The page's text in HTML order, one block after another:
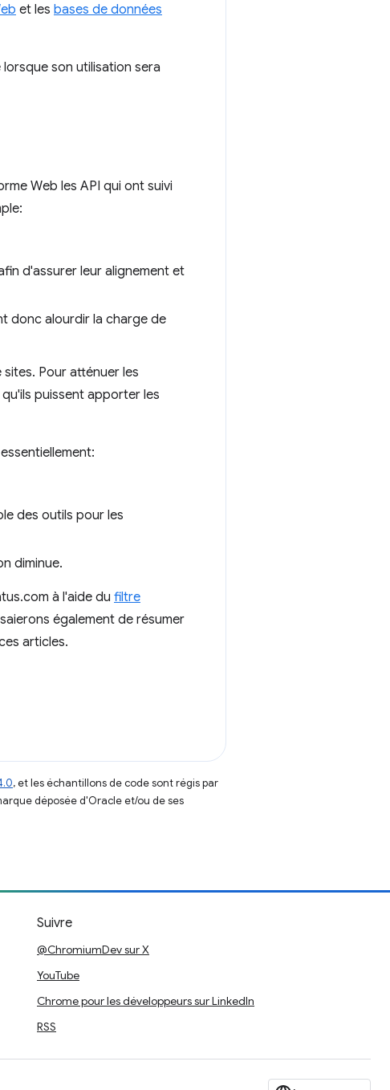
et les bases de données
son utilisation sera
Web les API qui ont suivi
d'assurer leur alignement et
donc alourdir la charge de
Pour atténuer les
puissent apporter les
des outils pour les
diminue.
à l'aide du filtre
également de résumer
articles.
, et les échantillons de code sont régis par
déposée d'Oracle et/ou de ses
Suivre
@ChromiumDev sur X
YouTube
Chrome pour les développeurs sur LinkedIn
RSS